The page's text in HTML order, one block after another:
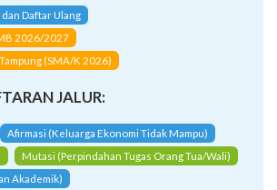
Daftar Ulang
2026/2027
(SMA/K 2026)
JALUR:
Afirmasi (Keluarga Ekonomi Tidak Mampu)
Mutasi (Perpindahan Tugas Orang Tua/Wali)
Akademik)